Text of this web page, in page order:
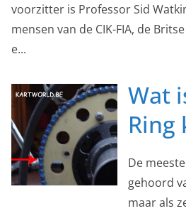
voorzitter is Professor Sid
mensen van de CIK-FIA, de
e...
Wat
Ring
De
gehoord
maar als